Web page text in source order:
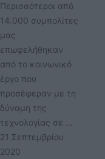
Περισσότεροι από
14.000 συμπολίτες
μας
επωφελήθηκαν
από το κοινωνικό
έργο που
προσέφεραν με τη
δύναμη της
τεχνολογίας σε …
21 Σεπτεμβρίου
2020